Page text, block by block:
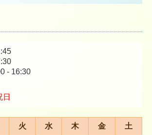
45
16:30
火 水 木 金 土